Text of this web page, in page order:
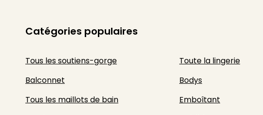
Catégories populaires
Tous les soutiens-gorge Toute la lingerie
Balconnet
Bodys
Tous les maillots de bain
Emboîtant